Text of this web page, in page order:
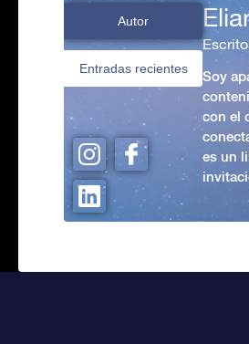
Autor
Entradas recientes
Soy
con el
es un